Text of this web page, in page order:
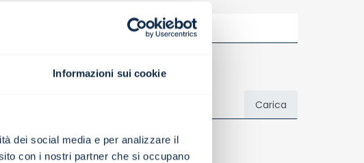
Informazioni sui cookie
dei social media e per analizzare il
con i nostri partner che si occupano